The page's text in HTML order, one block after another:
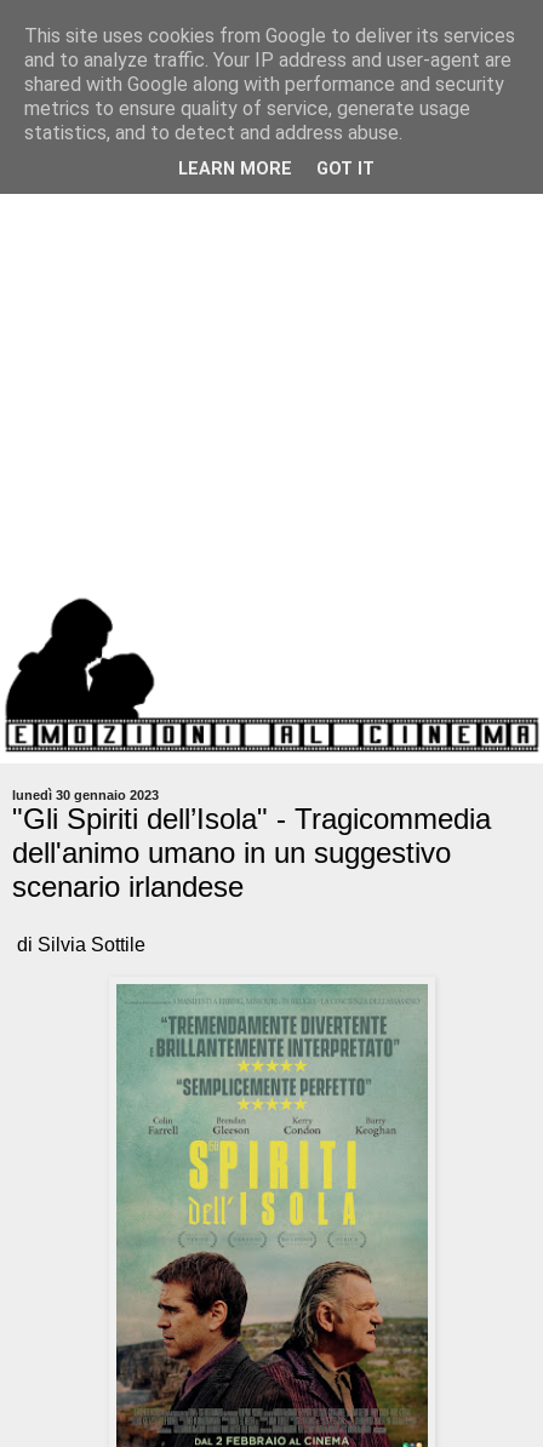
lunedì 30 gennaio 2023
"Gli Spiriti dell’Isola" - Tragicommedia
dell'animo umano in un suggestivo
scenario irlandese
di Silvia Sottile
This site uses cookies from Google to deliver its services
and to analyze traffic. Your IP address and user-agent are
shared with Google along with performance and security
metrics to ensure quality of service, generate usage
statistics, and to detect and address abuse.
LEARN MORE GOT IT